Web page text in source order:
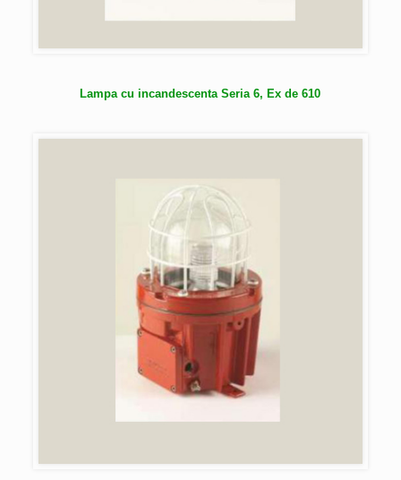
Lampa cu incandescenta Seria 6, Ex de 610